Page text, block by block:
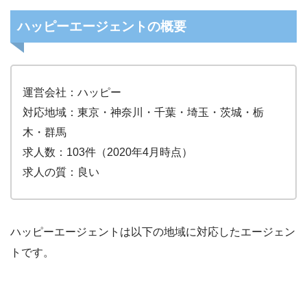
ハッピーエージェントの概要
運営会社：ハッピー
対応地域：東京・神奈川・千葉・埼玉・茨城・栃
木・群馬
求人数：103件（2020年4月時点）
求人の質：良い
ハッピーエージェントは以下の地域に対応したエージェン
トです。